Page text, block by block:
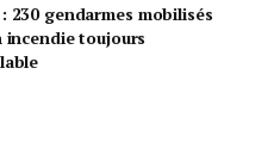
230 gendarmes mobilisés
incendie toujours